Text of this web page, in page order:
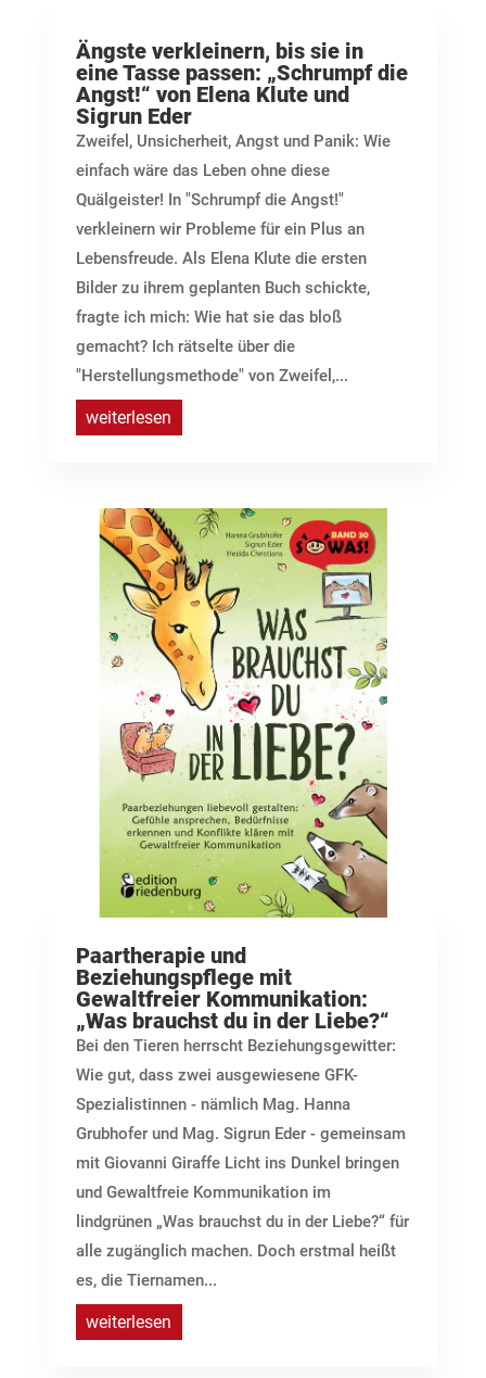
Ängste verkleinern, bis sie in
eine Tasse passen: „Schrumpf die
Angst!“ von Elena Klute und
Sigrun Eder
Zweifel, Unsicherheit, Angst und Panik: Wie
einfach wäre das Leben ohne diese
Quälgeister! In "Schrumpf die Angst!"
verkleinern wir Probleme für ein Plus an
Lebensfreude. Als Elena Klute die ersten
Bilder zu ihrem geplanten Buch schickte,
fragte ich mich: Wie hat sie das bloß
gemacht? Ich rätselte über die
"Herstellungsmethode" von Zweifel,...
weiterlesen
Paartherapie und
Beziehungspflege mit
Gewaltfreier Kommunikation:
„Was brauchst du in der Liebe?“
Bei den Tieren herrscht Beziehungsgewitter:
Wie gut, dass zwei ausgewiesene GFK-
Spezialistinnen - nämlich Mag. Hanna
Grubhofer und Mag. Sigrun Eder - gemeinsam
mit Giovanni Giraffe Licht ins Dunkel bringen
und Gewaltfreie Kommunikation im
lindgrünen „Was brauchst du in der Liebe?“ für
alle zugänglich machen. Doch erstmal heißt
es, die Tiernamen...
weiterlesen